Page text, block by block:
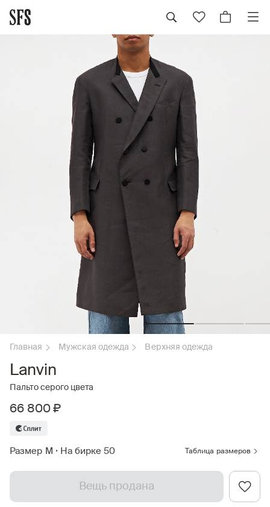
Главная Мужская одежда Верхняя одежда
Lanvin
Пальто серого цвета
66 800 ₽
Размер M • На бирке 50 Таблица размеров
Вещь продана